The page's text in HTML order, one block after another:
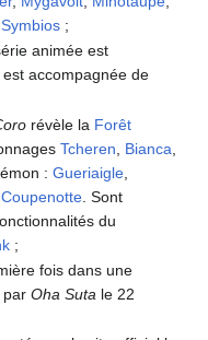
Symbios ;
animée est
accompagnée de
révèle la Forêt
Tcheren Bianca
:Gueriaigle
Coupenotte . Sont
du
;
fois dans une
parOha Suta le 22